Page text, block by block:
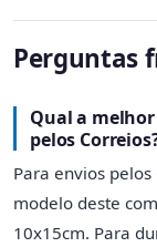
Perguntas
Qual a
pelos
Para envios
modelo deste
10x15cm. Para